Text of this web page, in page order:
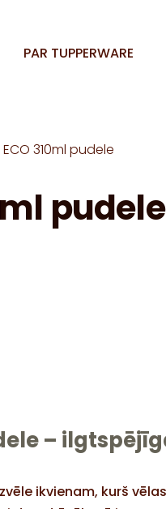
PAR TUPPERWARE
310ml pudele
pudele
–
ikvienam, kurš vēlas